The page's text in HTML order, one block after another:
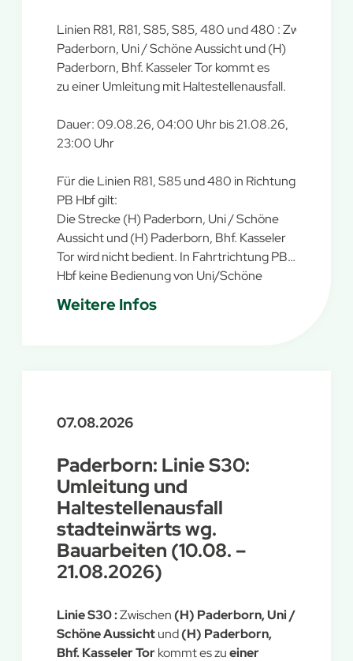
Linien R81, R81, S85, S85, 480 und 480 : Zwischen
Paderborn, Uni / Schöne Aussicht und (H)
Paderborn, Bhf. Kasseler Tor kommt es
zu einer Umleitung mit Haltestellenausfall.
Dauer: 09.08.26, 04:00 Uhr bis 21.08.26,
23:00 Uhr
Für die Linien R81, S85 und 480 in Richtung
PB Hbf gilt:
Die Strecke (H) Paderborn, Uni / Schöne
Aussicht und (H) Paderborn, Bhf. Kasseler
Tor wird nicht bedient. In Fahrtrichtung PB
Hbf keine Bedienung von Uni/Schöne
Aussicht und Bf Kasseler Tor möglich.
Umleitung über Südring und Husener
Weitere Infos
07.08.2026
Paderborn: Linie S30:
Umleitung und
Haltestellenausfall
stadteinwärts wg.
Bauarbeiten (10.08. –
21.08.2026)
LinieS30:Zwischen(H) Paderborn, Uni /
Schöne Aussichtund(H) Paderborn,
Bhf. Kasseler Torkommt es zueiner